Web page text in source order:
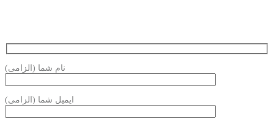
نام شما (الزامی)
ایمیل شما (الزامی)